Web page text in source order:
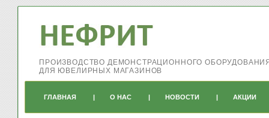
ПРОИЗВОДСТВО ДЕМОНСТРАЦИОННОГО
ДЛЯ ЮВЕЛИРНЫХ МАГАЗИНОВ
ГЛАВНАЯ | О НАС | НОВОСТИ | АКЦИИ